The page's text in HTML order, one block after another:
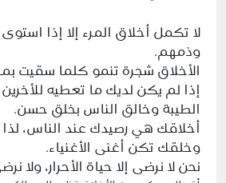
لا تكمل أخلاق المرء إلا إذا
وذمهم.
الأخلاق شجرة تنمو كلما سقيت
إذا لم يكن لديك ما تعطيه
الطيبة وخالق الناس بخلق حسن.
أخلاقك هي رصيدك عند الناس،
وخلقك تكن أغنى الأغنياء.
نحن لا نرضى إلا حياة الأحرار، ولا